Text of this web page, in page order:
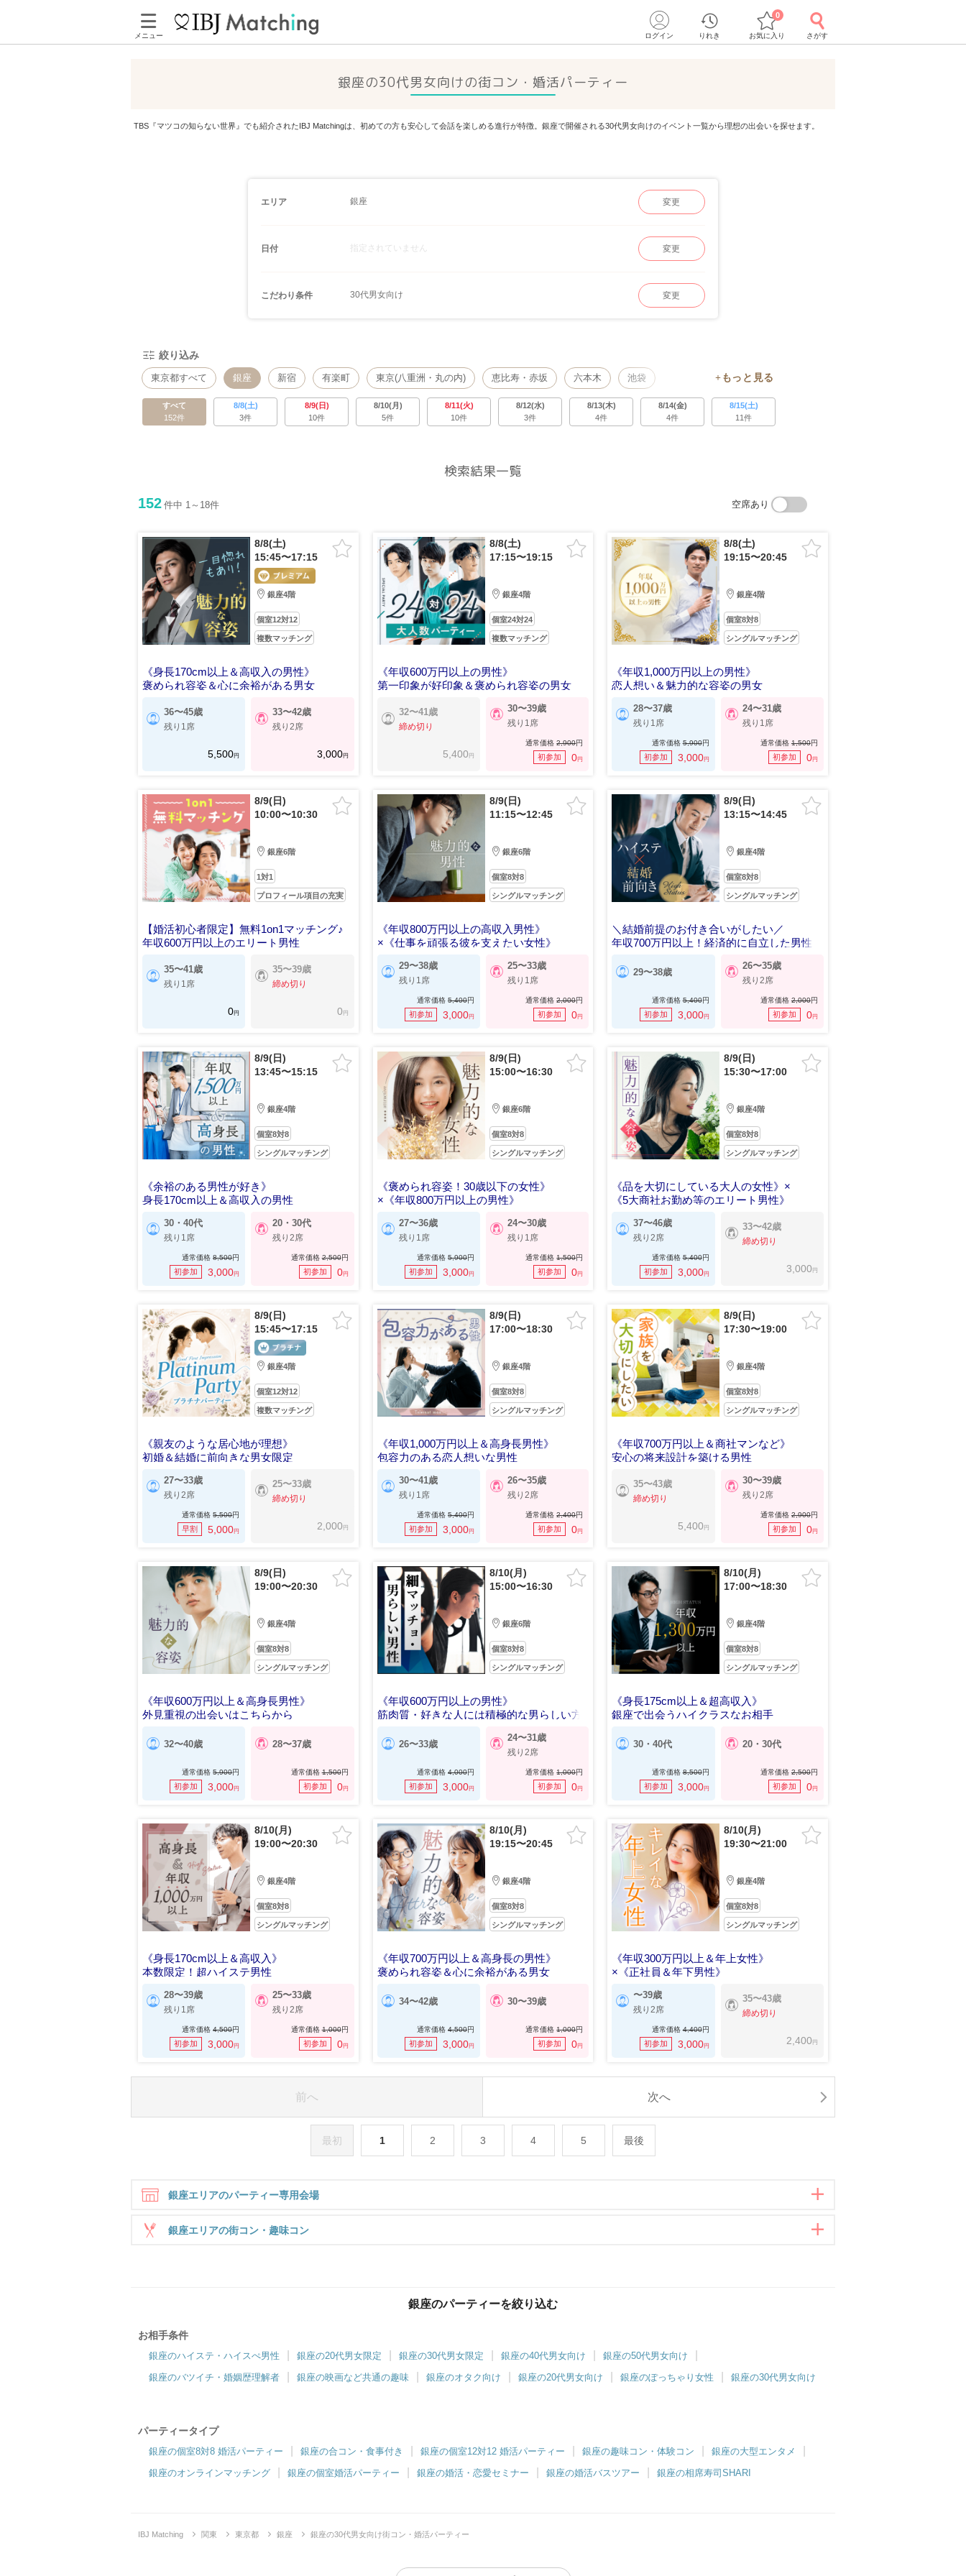
メニュー ログイン りれき お気に入り
0
さがす
銀座の30代男女向けの街コン・婚活パーティー
TBS『マツコの知らない世界』でも紹介されたIBJ Matchingは、初めての方も安心して会話を楽しめる進行が特徴。銀座で開催される30代男女向けのイベント一覧から理想の出会いを探せます。
エリア 銀座 変更
日付 指定されていません 変更
こだわり条件 30代男女向け 変更
絞り込み
東京都すべて 銀座 新宿 有楽町 東京(八重洲・丸の内) 恵比寿・赤坂 六本木 池袋
品川・五反田 上野 秋葉原 立川・吉祥寺 町田 二子玉川 渋谷
すべて
152件
8/8(土)
3件
8/9(日)
10件
8/10(月)
5件
8/11(火)
10件
8/12(水)
3件
8/13(木)
4件
8/14(金)
4件
8/15(土)
11件
検索結果一覧
152 件中 1～18件 空席あり
8/8(土)
15:45〜17:15
銀座4階
個室12対12
複数マッチング
《身長170cm以上＆高収入の男性》
褒められ容姿＆心に余裕がある男女
36〜45歳
残り1席
5,500円
33〜42歳
残り2席
3,000円
8/8(土)
17:15〜19:15
銀座4階
個室24対24
複数マッチング
《年収600万円以上の男性》
第一印象が好印象＆褒められ容姿の男女
32〜41歳
締め切り
5,400 円
30〜39歳
残り1席
通常価格2,900円
初参加 0円
8/8(土)
19:15〜20:45
銀座4階
個室8対8
シングルマッチング
《年収1,000万円以上の男性》
恋人想い＆魅力的な容姿の男女
28〜37歳
残り1席
通常価格5,900円
初参加 3,000円
24〜31歳
残り1席
通常価格 1,500円
初参加 0円
8/9(日)
10:00〜10:30
銀座6階
1対1
プロフィール項目の充実
【婚活初心者限定】無料1on1マッチング♪
年収600万円以上のエリート男性
35〜41歳
残り1席
0円
35〜39歳
締め切り
0 円
8/9(日)
11:15〜12:45
銀座6階
個室8対8
シングルマッチング
《年収800万円以上の高収入男性》
×《仕事を頑張る彼を支えたい女性》
29〜38歳
残り1席
通常価格 5,400円
初参加 3,000円
25〜33歳
残り1席
通常価格2,000円
初参加 0円
8/9(日)
13:15〜14:45
銀座4階
個室8対8
シングルマッチング
＼結婚前提のお付き合いがしたい／
年収700万円以上！経済的に自立した男性
29〜38歳
通常価格5,400円
初参加 3,000円
26〜35歳
残り2席
通常価格 2,000円
初参加 0円
8/9(日)
13:45〜15:15
銀座4階
個室8対8
シングルマッチング
《余裕のある男性が好き》
身長170cm以上＆高収入の男性
30・40代
残り1席
通常価格8,500円
初参加 3,000円
20・30代
残り2席
通常価格2,500円
初参加 0円
8/9(日)
15:00〜16:30
銀座6階
個室8対8
シングルマッチング
《褒められ容姿！30歳以下の女性》
×《年収800万円以上の男性》
27〜36歳
残り1席
通常価格 5,900円
初参加 3,000円
24〜30歳
残り1席
通常価格1,500円
初参加 0円
8/9(日)
15:30〜17:00
銀座4階
個室8対8
シングルマッチング
《品を大切にしている大人の女性》×
《5大商社お勤め等のエリート男性》
37〜46歳
残り2席
通常価格5,400円
初参加 3,000円
33〜42歳
締め切り
3,000 円
8/9(日)
15:45〜17:15
銀座4階
個室12対12
複数マッチング
《親友のような居心地が理想》
初婚＆結婚に前向きな男女限定
27〜33歳
残り2席
通常価格5,500円
早割 5,000円
25〜33歳
締め切り
2,000 円
8/9(日)
17:00〜18:30
銀座4階
個室8対8
シングルマッチング
《年収1,000万円以上＆高身長男性》
包容力のある恋人想いな男性
30〜41歳
残り1席
通常価格 5,400円
初参加 3,000円
26〜35歳
残り2席
通常価格2,400円
初参加 0円
8/9(日)
17:30〜19:00
銀座4階
個室8対8
シングルマッチング
《年収700万円以上＆商社マンなど》
安心の将来設計を築ける男性
35〜43歳
締め切り
5,400 円
30〜39歳
残り2席
通常価格 2,900円
初参加 0円
8/9(日)
19:00〜20:30
銀座4階
個室8対8
シングルマッチング
《年収600万円以上＆高身長男性》
外見重視の出会いはこちらから
32〜40歳
通常価格5,900円
初参加 3,000円
28〜37歳
通常価格1,500円
初参加 0円
8/10(月)
15:00〜16:30
銀座6階
個室8対8
シングルマッチング
《年収600万円以上の男性》
筋肉質・好きな人には積極的な男らしい方
26〜33歳
通常価格 4,000円
初参加 3,000円
24〜31歳
残り2席
通常価格1,000円
初参加 0円
8/10(月)
17:00〜18:30
銀座4階
個室8対8
シングルマッチング
《身長175cm以上＆超高収入》
銀座で出会うハイクラスなお相手
30・40代
通常価格8,500円
初参加 3,000円
20・30代
通常価格 2,500円
初参加 0円
8/10(月)
19:00〜20:30
銀座4階
個室8対8
シングルマッチング
《身長170cm以上＆高収入》
本数限定！超ハイステ男性
28〜39歳
残り1席
通常価格4,500円
初参加 3,000円
25〜33歳
残り2席
通常価格1,000円
初参加 0円
8/10(月)
19:15〜20:45
銀座4階
個室8対8
シングルマッチング
《年収700万円以上＆高身長の男性》
褒められ容姿＆心に余裕がある男女
34〜42歳
通常価格 4,500円
初参加 3,000円
30〜39歳
通常価格1,000円
初参加 0円
8/10(月)
19:30〜21:00
銀座4階
個室8対8
シングルマッチング
《年収300万円以上＆年上女性》
×《正社員＆年下男性》
〜39歳
残り2席
通常価格4,400円
初参加 3,000円
35〜43歳
締め切り
2,400 円
前へ 次へ
最初 1 2 3 4 5 最後
銀座エリアのパーティー専用会場
理想的な出会いを、銀座ラウンジで。
銀座エリアの街コン・趣味コン
6対6～｜食事・ドリンク付きグループトーク
銀座のパーティーを絞り込む
お相手条件
銀座のハイステ・ハイスぺ男性 銀座の20代男女限定 銀座の30代男女限定 銀座の40代男女向け
銀座の50代男女向け
銀座のバツイチ・婚姻歴理解者
銀座の映画など共通の趣味 銀座のオタク向け 銀座の20代男女向け 銀座のぽっちゃり女性 銀座の30代男女向け
パーティータイプ
銀座の個室8対8 婚活パーティー 銀座の合コン・食事付き 銀座の個室12対12 婚活パーティー 銀座の趣味コン・体験コン
銀座の大型エンタメ
銀座のオンラインマッチング
銀座の個室婚活パーティー 銀座の婚活・恋愛セミナー 銀座の婚活バスツアー 銀座の相席寿司SHARI
IBJ Matching 関東 東京都 銀座 銀座の30代男女向け街コン・婚活パーティー